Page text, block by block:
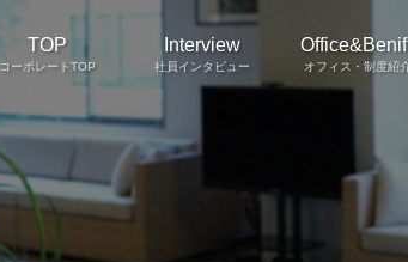
TOP
コーポレートTOP
Interview
社員インタビュー オフィス・制度紹